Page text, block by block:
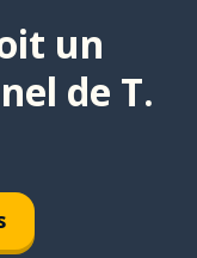
un
de T.